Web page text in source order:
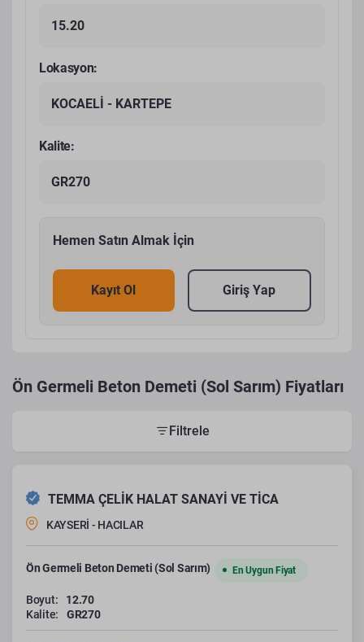
15.20
Lokasyon:
KOCAELİ - KARTEPE
Kalite:
GR270
Hemen Satın Almak İçin
Kayıt Ol Giriş Yap
Ön Germeli Beton Demeti (Sol Sarım) Fiyatları
Filtrele
TEMMA ÇELİK HALAT SANAYİ VE TİCA
KAYSERİ - HACILAR
Ön Germeli Beton Demeti (Sol Sarım) En Uygun Fiyat
Boyut:
12.70
Kalite:
GR270